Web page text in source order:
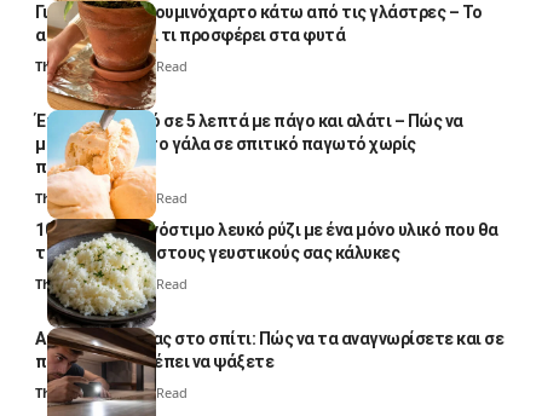
Γιατί βάζουν αλουμινόχαρτο κάτω από τις γλάστρες – Το
απλό κόλπο και τι προσφέρει στα φυτά
Thali Ombre4 Min Read
Έτοιμο παγωτό σε 5 λεπτά με πάγο και αλάτι – Πώς να
μετατρέψετε το γάλα σε σπιτικό παγωτό χωρίς
παγωτομηχανή
Thali Ombre 4 Min Read
10 φορές ποιο νόστιμο λευκό ρύζι με ένα μόνο υλικό που θα
το απογειώσει στους γευστικούς σας κάλυκες
Thali Ombre4 Min Read
Αυγά κατσαρίδας στο σπίτι: Πώς να τα αναγνωρίσετε και σε
ποια σημεία πρέπει να ψάξετε
Thali Ombre4 Min Read